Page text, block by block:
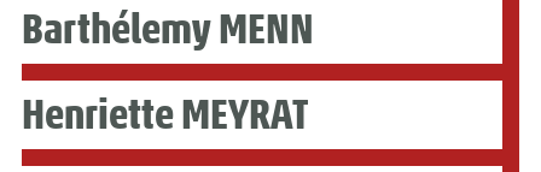
Barthélemy MENN
Henriette MEYRAT